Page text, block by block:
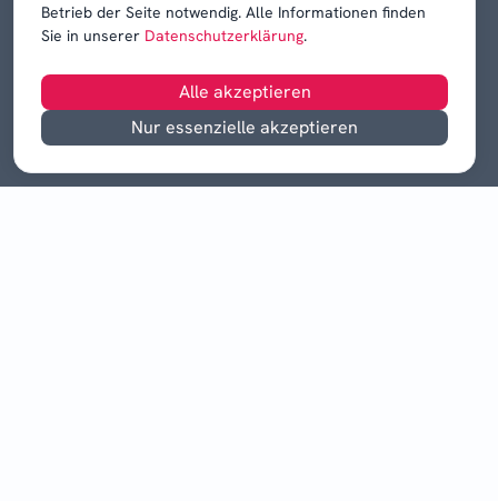
Betrieb der Seite notwendig. Alle Informationen finden
Sie in unserer Datenschutzerklärung.
Alle akzeptieren
Nur essenzielle akzeptieren